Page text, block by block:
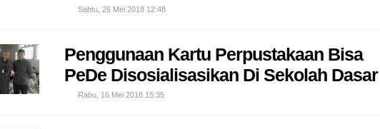
Sabtu, 26 Mei 2018 12:48
Penggunaan Kartu Perpustakaan Bisa
PeDe Disosialisasikan Di Sekolah Dasar
Rabu, 16 Mei 2018 15:35